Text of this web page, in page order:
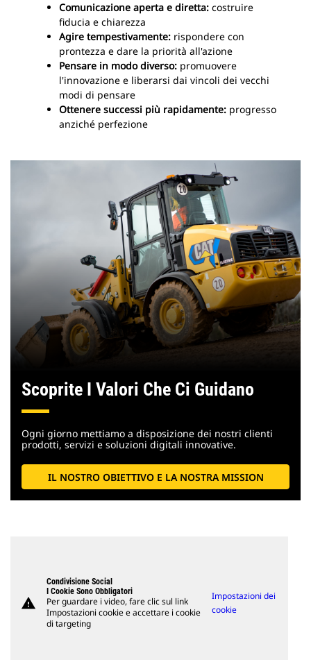
Comunicazione aperta e diretta: costruire
fiducia e chiarezza
Agire tempestivamente: rispondere con
prontezza e dare la priorità all'azione
Pensare in modo diverso: promuovere
l'innovazione e liberarsi dai vincoli dei vecchi
modi di pensare
Ottenere successi più rapidamente: progresso
anziché perfezione
Scoprite I Valori Che Ci Guidano
Ogni giorno mettiamo a disposizione dei nostri clienti
prodotti, servizi e soluzioni digitali innovative.
IL NOSTRO OBIETTIVO E LA NOSTRA MISSION
warning
Condivisione Social
I Cookie Sono Obbligatori
Per guardare i video, fare clic sul link
Impostazioni cookie e accettare i cookie
di targeting
Impostazioni dei
cookie